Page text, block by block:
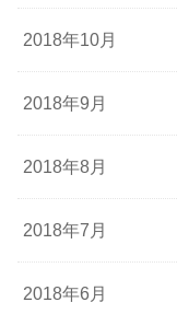
2018年10月
2018年9月
2018年8月
2018年7月
2018年6月